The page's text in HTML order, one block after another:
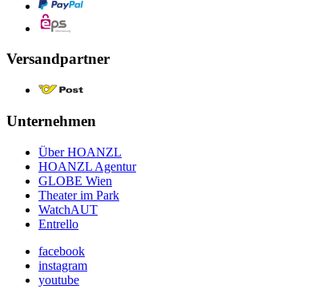
Versandpartner
Unternehmen
Über HOANZL
HOANZL Agentur
GLOBE Wien
Theater im Park
WatchAUT
Entrello
facebook
instagram
youtube